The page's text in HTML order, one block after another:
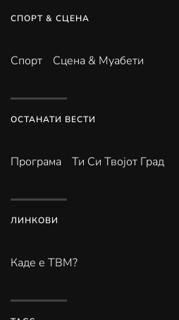
СПОРТ & СЦЕНА
Спорт Сцена & Муабети
ОСТАНАТИ ВЕСТИ
Програма Ти Си Твојот Град
ЛИНКОВИ
Каде е ТВМ?